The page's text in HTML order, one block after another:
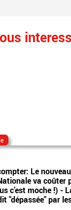
Le
va coûter
c’est moche !) -
"dépassée" par